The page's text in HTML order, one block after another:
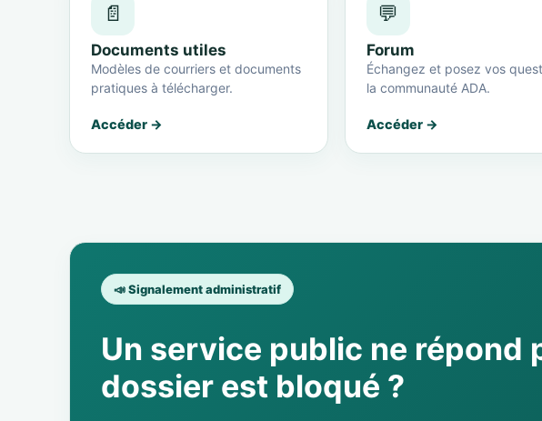
📄
Documents utiles
Modèles de courriers et documents
pratiques à télécharger.
Accéder →
💬
Forum
Échangez et posez vos
la communauté ADA.
Accéder →
📣 Signalement administratif
Un service public ne répond
dossier est bloqué ?